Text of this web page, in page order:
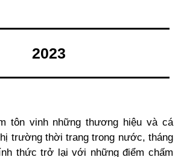
2023
tôn vinh những thương hiệu và cá
trường thời trang trong nước, tháng
thức trở lại với những điểm chấm